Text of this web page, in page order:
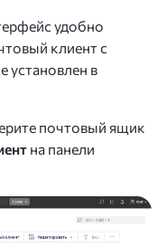
удобно
клиент с
установлен в
почтовый ящик
на панели